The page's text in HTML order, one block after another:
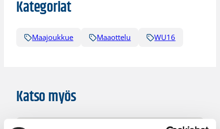
Kategoriat
Maajoukkue Maaottelu WU16
Katso myös